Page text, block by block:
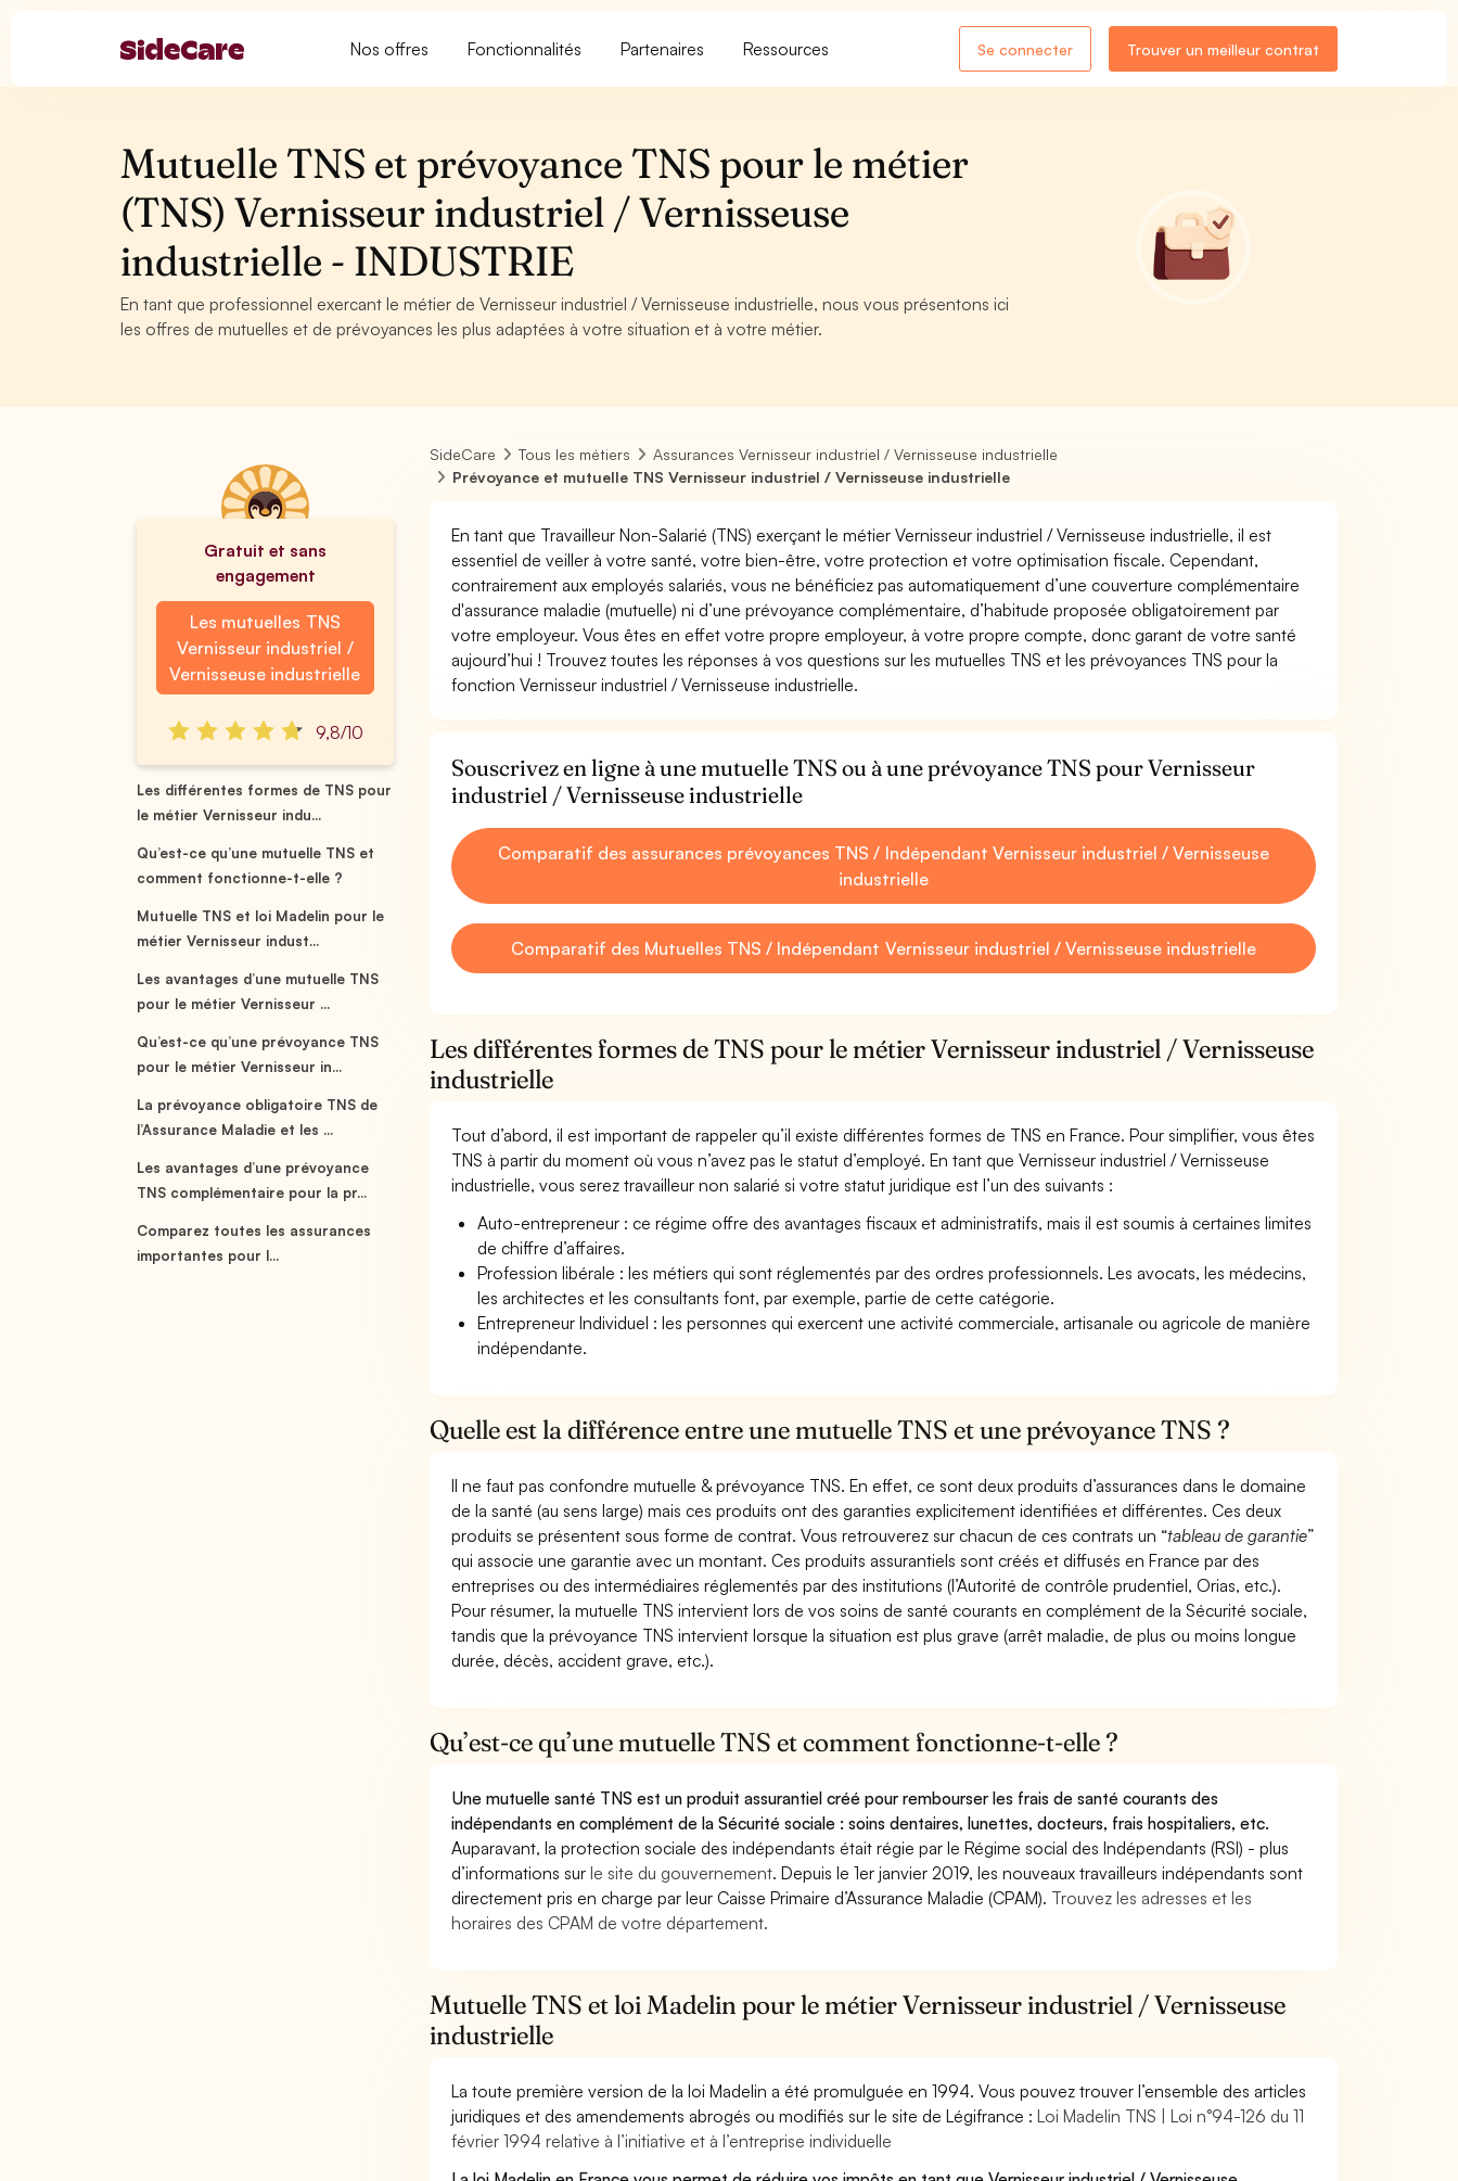
Nos offres Fonctionnalités Partenaires Ressources Se connecter Trouver un meilleur contrat
Mutuelle TNS et prévoyance TNS pour le métier
(TNS) Vernisseur industriel / Vernisseuse
industrielle - INDUSTRIE
En tant que professionnel exercant le métier de Vernisseur industriel / Vernisseuse industrielle, nous vous présentons ici
les offres de mutuelles et de prévoyances les plus adaptées à votre situation et à votre métier.
Gratuit et sans
engagement
Les mutuelles TNS
Vernisseur industriel /
Vernisseuse industrielle
9,8/10
Les différentes formes de TNS pour
le métier Vernisseur indu...
Qu’est-ce qu’une mutuelle TNS et
comment fonctionne-t-elle ?
Mutuelle TNS et loi Madelin pour le
métier Vernisseur indust...
Les avantages d’une mutuelle TNS
pour le métier Vernisseur ...
Qu’est-ce qu’une prévoyance TNS
pour le métier Vernisseur in...
La prévoyance obligatoire TNS de
l’Assurance Maladie et les ...
Les avantages d’une prévoyance
TNS complémentaire pour la pr...
Comparez toutes les assurances
importantes pour l...
SideCare Tous les métiers
Assurances Vernisseur industriel / Vernisseuse industrielle
Prévoyance et mutuelle TNS Vernisseur industriel / Vernisseuse industrielle
En tant que Travailleur Non-Salarié (TNS) exerçant le métier Vernisseur industriel / Vernisseuse industrielle, il est
essentiel de veiller à votre santé, votre bien-être, votre protection et votre optimisation fiscale. Cependant,
contrairement aux employés salariés, vous ne bénéficiez pas automatiquement d’une couverture complémentaire
d'assurance maladie (mutuelle) ni d’une prévoyance complémentaire, d’habitude proposée obligatoirement par
votre employeur. Vous êtes en effet votre propre employeur, à votre propre compte, donc garant de votre santé
aujourd’hui ! Trouvez toutes les réponses à vos questions sur les mutuelles TNS et les prévoyances TNS pour la
fonction Vernisseur industriel / Vernisseuse industrielle.
Souscrivez en ligne à une mutuelle TNS ou à une prévoyance TNS pour Vernisseur
industriel / Vernisseuse industrielle
Comparatif des assurances prévoyances TNS / Indépendant Vernisseur industriel / Vernisseuse
industrielle
Comparatif des Mutuelles TNS / Indépendant Vernisseur industriel / Vernisseuse industrielle
Les différentes formes de TNS pour le métier Vernisseur industriel / Vernisseuse
industrielle
Tout d’abord, il est important de rappeler qu’il existe différentes formes de TNS en France. Pour simplifier, vous êtes
TNS à partir du moment où vous n’avez pas le statut d’employé. En tant que Vernisseur industriel / Vernisseuse
industrielle, vous serez travailleur non salarié si votre statut juridique est l’un des suivants :
Auto-entrepreneur : ce régime offre des avantages fiscaux et administratifs, mais il est soumis à certaines limites
de chiffre d’affaires.
Profession libérale : les métiers qui sont réglementés par des ordres professionnels. Les avocats, les médecins,
les architectes et les consultants font, par exemple, partie de cette catégorie.
Entrepreneur Individuel : les personnes qui exercent une activité commerciale, artisanale ou agricole de manière
indépendante.
Quelle est la différence entre une mutuelle TNS et une prévoyance TNS ?
Il ne faut pas confondre mutuelle & prévoyance TNS. En effet, ce sont deux produits d’assurances dans le domaine
de la santé (au sens large) mais ces produits ont des garanties explicitement identifiées et différentes. Ces deux
produits se présentent sous forme de contrat. Vous retrouverez sur chacun de ces contrats un “tableau de garantie”
qui associe une garantie avec un montant. Ces produits assurantiels sont créés et diffusés en France par des
entreprises ou des intermédiaires réglementés par des institutions (l’Autorité de contrôle prudentiel, Orias, etc.).
Pour résumer, la mutuelle TNS intervient lors de vos soins de santé courants en complément de la Sécurité sociale,
tandis que la prévoyance TNS intervient lorsque la situation est plus grave (arrêt maladie, de plus ou moins longue
durée, décès, accident grave, etc.).
Qu’est-ce qu’une mutuelle TNS et comment fonctionne-t-elle ?
Une mutuelle santé TNS est un produit assurantiel créé pour rembourser les frais de santé courants des
indépendants en complément de la Sécurité sociale : soins dentaires, lunettes, docteurs, frais hospitaliers, etc.
Auparavant, la protection sociale des indépendants était régie par le Régime social des Indépendants (RSI) - plus
d’informations surle site du gouvernement. Depuis le 1er janvier 2019, les nouveaux travailleurs indépendants sont
directement pris en charge par leur Caisse Primaire d’Assurance Maladie (CPAM). Trouvez les adresses et les
horaires des CPAM de votre département.
Mutuelle TNS et loi Madelin pour le métier Vernisseur industriel / Vernisseuse
industrielle
La toute première version de la loi Madelin a été promulguée en 1994. Vous pouvez trouver l’ensemble des articles
juridiques et des amendements abrogés ou modifiés sur le site de Légifrance :Loi Madelin TNS | Loi n°94-126 du 11
février 1994 relative à l’initiative et à l’entreprise individuelle